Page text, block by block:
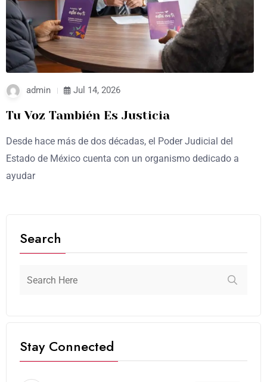
admin Jul 14, 2026
Tu Voz También Es Justicia
Desde hace más de dos décadas, el Poder Judicial del
Estado de México cuenta con un organismo dedicado a
ayudar
Search
Stay Connected